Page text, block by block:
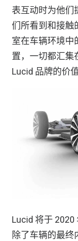
表互动时为他们
们所看到和接触
室在车辆环境中
置，一切都汇集
Lucid 品牌的价
Lucid 将于 2020
除了车辆的最